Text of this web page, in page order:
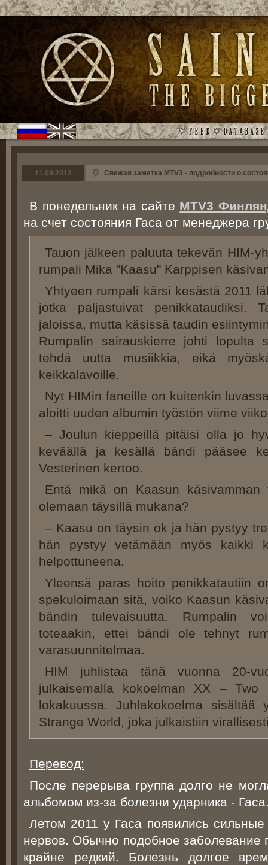
11.09.2012 Свежая заметка MTV3 - подробности о
В понедельник на сайте MTV3
на счет состояния Гаса от менеджера
Tauon jälkeen paluuta tekevän HIM-
rumpali Mika "Kaasu" Karppisen
Yhtyeen rumpali kärsi kesästä 2011
jotka paljastuivat penikkataudiksi.
jaloissa, mutta käsissä taudin
Rumpalin sairauskierre johti lopulta
tehdä uutta musiikkia, eikä
keikkalavoille.
Nyt HIMin faneille on kuitenkin
aloitti uuden albumin työstön viime
– Joulun kieppeillä pitäisi olla jo
keväällä ja kesällä bändi pääsee
Vesterinen kertoo.
Entä mikä on Kaasun
olemaan täysillä mukana?
– Kaasu on täysin ok ja hän pystyy
hän pystyy vetämään myös kaikki
helpottuneena.
Yleensä paras hoito penikkatautiin
spekuloimaan sitä, voiko Kaasun
bändin tulevaisuutta. Rumpalin
toteaakin, ettei bändi ole tehnyt
varasuunnitelmaa.
HIM juhlistaa tänä vuonna 20-
julkaisemalla kokoelman XX –
lokakuussa. Juhlakokoelma sisältää
Strange World, joka julkaistiin
Перевод:
После перерыва группа долго не
альбомом из-за болезни ударника -
Летом 2011 у Гаса появились
нервов. Обычно подобное заболевание
крайне редкий. Болезнь долгое